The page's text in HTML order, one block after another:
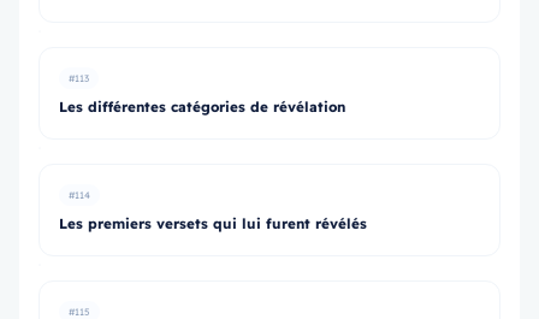
#113
Les différentes catégories de révélation
#114
Les premiers versets qui lui furent révélés
#115